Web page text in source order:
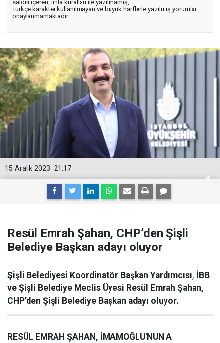
saldırı içeren, imla kuralları ile yazılmamış,
Türkçe karakter kullanılmayan ve büyük harflerle yazılmış yorumlar
onaylanmamaktadır.
21:17
15 Aralık 2023
Resül Emrah Şahan, CHP’den Şişli
Belediye Başkan adayı oluyor
Şişli Belediyesi Koordinatör Başkan Yardımcısı, İBB
ve Şişli Belediye Meclis Üyesi Resül Emrah Şahan,
CHP’den Şişli Belediye Başkan adayı oluyor.
RESÜL EMRAH ŞAHAN, İMAMOĞLU'NUN A